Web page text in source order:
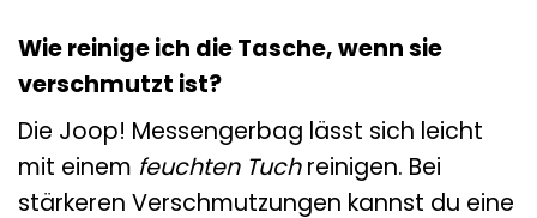
Wie reinige ich die Tasche, wenn sie
verschmutzt ist?
Die Joop! Messengerbag lässt sich leicht
mit einem feuchten Tuchreinigen. Bei
stärkeren Verschmutzungen kannst du eine